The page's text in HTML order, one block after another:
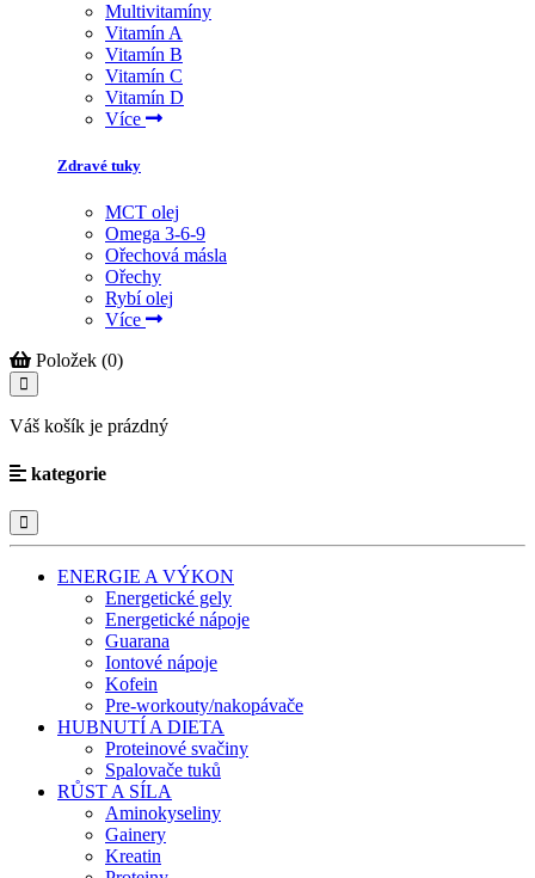
Multivitamíny
Vitamín A
Vitamín B
Vitamín C
Vitamín D
Více
Zdravé tuky
MCT olej
Omega 3-6-9
Ořechová másla
Ořechy
Rybí olej
Více
Položek (0)
Váš košík je prázdný
kategorie
ENERGIE A VÝKON
Energetické gely
Energetické nápoje
Guarana
Iontové nápoje
Kofein
Pre-workouty/nakopávače
HUBNUTÍ A DIETA
Proteinové svačiny
Spalovače tuků
RŮST A SÍLA
Aminokyseliny
Gainery
Kreatin